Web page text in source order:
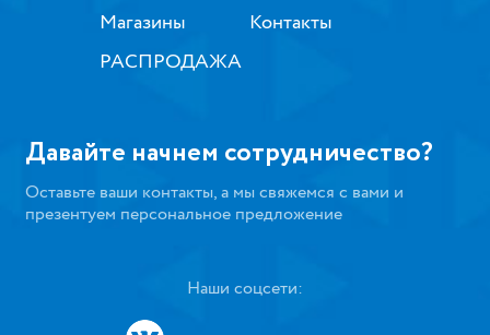
Магазины
РАСПРОДАЖА
Контакты
Давайте начнем сотрудничество?
Оставьте ваши контакты, а мы свяжемся с вами и
презентуем персональное предложение
Наши соцсети: